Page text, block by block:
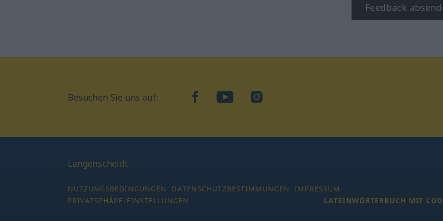
Feedback
Besuchen Sie uns auf: facebookYouTubeInstagram
Langenscheidt
NUTZUNGSBEDINGUNGEN DATENSCHUTZBESTIMMUNGEN
IMPRESSUM
PRIVATSPHÄRE-EINSTELLUNGEN
LATEINWÖRTERBUCH MIT